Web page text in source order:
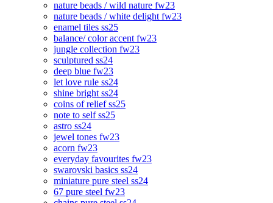
nature beads / wild nature fw23
nature beads / white delight fw23
enamel tiles ss25
balance/ color accent fw23
jungle collection fw23
sculptured ss24
deep blue fw23
let love rule ss24
shine bright ss24
coins of relief ss25
note to self ss25
astro ss24
jewel tones fw23
acorn fw23
everyday favourites fw23
swarovski basics ss24
miniature pure steel ss24
67 pure steel fw23